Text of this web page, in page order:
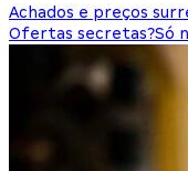
Achados e preços
Ofertas secretas?Só